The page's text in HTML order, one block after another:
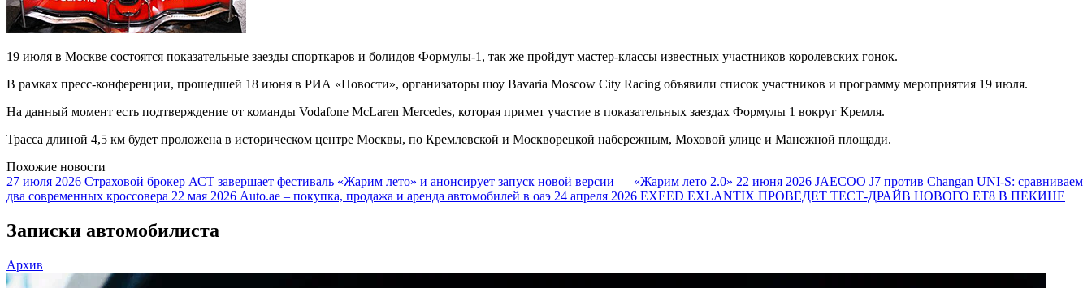
19 июля в Москве состоятся показательные заезды спорткаров и болидов Формулы-1, так же пройдут мастер-классы известных участников королевских гонок.
В рамках пресс-конференции, прошедшей 18 июня в РИА «Новости», организаторы шоу Bavaria Moscow City Racing объявили список участников и программу мероприятия 19 июля.
На данный момент есть подтверждение от команды Vodafone McLaren Mercedes, которая примет участие в показательных заездах Формулы 1 вокруг Кремля.
Трасса длиной 4,5 км будет проложена в историческом центре Москвы, по Кремлевской и Москворецкой набережным, Моховой улице и Манежной площади.
Похожие новости
27 июля 2026 Страховой брокер АСТ завершает фестиваль «Жарим лето» и анонсирует запуск новой версии — «Жарим лето 2.0» 22 июня 2026 JAECOO J7 против Changan UNI-S: сравниваем
два современных кроссовера 22 мая 2026 Auto.ae – покупка, продажа и аренда автомобилей в оаэ 24 апреля 2026 EXEED EXLANTIX ПРОВЕДЕТ ТЕСТ-ДРАЙВ НОВОГО ET8 В ПЕКИНЕ
Записки автомобилиста
Архив